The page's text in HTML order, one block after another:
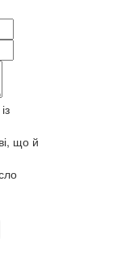
із
що й